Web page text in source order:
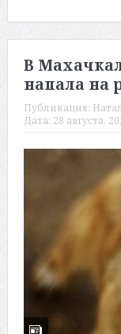
В
напала на
Публикация:
Дата: 28 августа,